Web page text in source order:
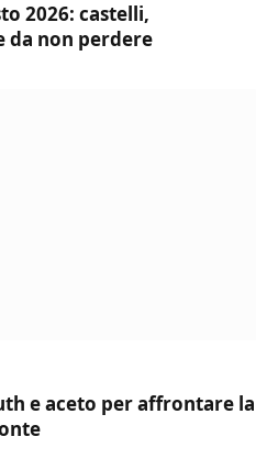
2026: castelli,
da non perdere
e aceto per affrontare la